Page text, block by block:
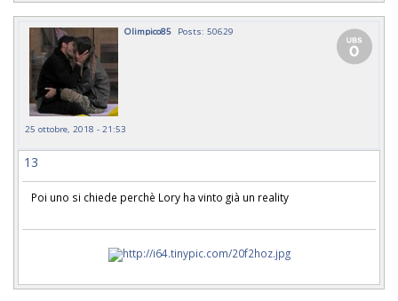
Olimpico85 Posts: 50629
25 ottobre, 2018 - 21:53
13
Poi uno si chiede perchè Lory ha vinto già un reality